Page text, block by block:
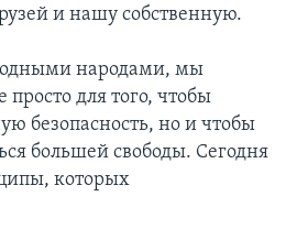
и нашу собственную.
народами, мы
для того, чтобы
безопасность, но и чтобы
большей свободы. Сегодня
которых